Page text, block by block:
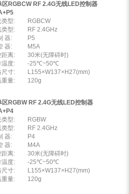
区RGBCW RF 2.4G无线LED控制器
类型:
RGBCW
类型:
RF 2.4GHz
器:
P5
器:
M5A
距离:
30米(无障碍时)
温度:
-25℃~50℃
尺寸:
L155×W137×H27(mm)
重量:
120g
区RGBW RF 2.4G无线LED控制器
类型:
RGBW
类型:
RF 2.4GHz
器:
P4
器:
M4A
距离:
30米(无障碍时)
温度:
-25℃~50℃
尺寸:
L155×W137×H27(mm)
重量:
120g